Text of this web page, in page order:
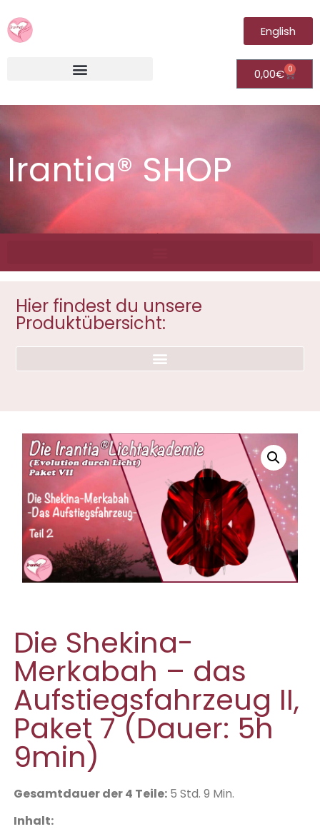
English
0,00€ 0
Irantia® SHOP
Hier findest du unsere
Produktübersicht:
Die Shekina-
Merkabah – das
Aufstiegsfahrzeug II,
Paket 7 (Dauer: 5h
9min)
Gesamtdauer der 4 Teile:5 Std. 9 Min.
Inhalt: